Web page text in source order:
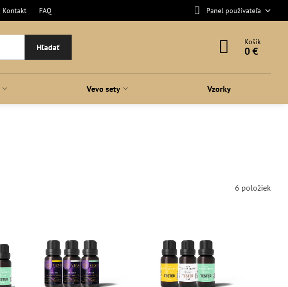
Kontakt FAQ Panel používateľa
Hľadať
Košík
0 €
Vevo sety Vzorky
6 položiek